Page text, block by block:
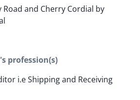
Road and Cherry Cordial by
profession(s)
i.e Shipping and Receiving